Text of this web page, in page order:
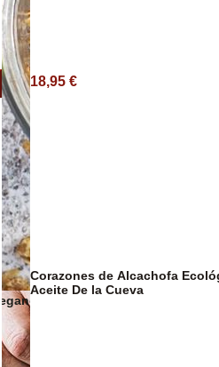
18,95 €
Corazones de Alcachofa
Aceite De la Cueva